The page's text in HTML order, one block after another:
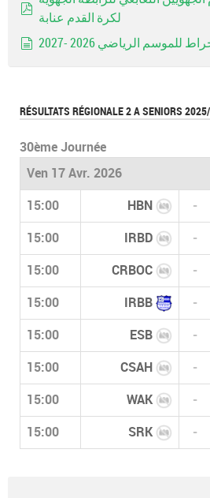
pdfلكرة القدم عنابة
للموسم الرياضي 2026 -2027
RÉSULTATS RÉGIONALE 2 A SENIORS
30ème Journée
Ven 17 Avr. 2026
15:00 HBN -
15:00 IRBD -
15:00 CRBOC -
15:00 IRBB -
15:00 ESB -
15:00 CSAH -
15:00 WAK -
15:00 SRK -